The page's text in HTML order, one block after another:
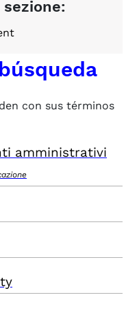
con sus términos
amministrativi